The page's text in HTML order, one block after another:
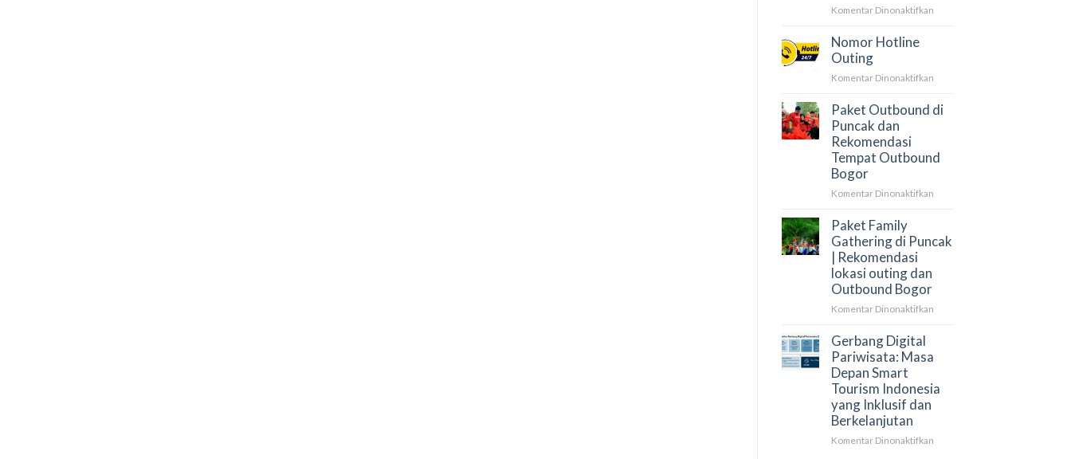
Terbaik
Komentar Dinonaktifkanpada
|
2D1N
Tempat
Nomor Hotline
Outing
Komentar Dinonaktifkanpada
Hotline
Paket Outbound di
Puncak dan
Rekomendasi
Tempat Outbound
Bogor
Komentar Dinonaktifkanpada
Puncak
Outbound
Paket Family
Gathering di Puncak
| Rekomendasi
lokasi outing dan
Outbound Bogor
Komentar Dinonaktifkanpada
di
|
outing
Gerbang Digital
Pariwisata: Masa
Depan Smart
Tourism Indonesia
yang Inklusif dan
Berkelanjutan
Komentar Dinonaktifkanpada